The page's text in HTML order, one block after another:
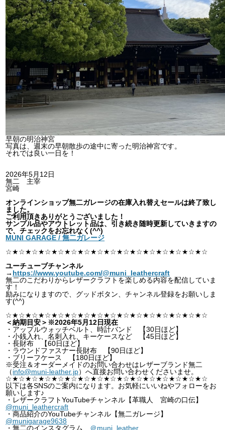
早朝の明治神宮
写真は、週末の早朝散歩の途中に寄った明治神宮です。
それでは良い一日を！
2026年5月12日
無二 主宰
宮崎
オンラインショップ無二ガレージの在庫入れ替えセールは終了致し
ました。
ご利用頂きありがとうございました！
サンプル品やアウトレット品は、引き続き随時更新していきますの
で、チェックをお忘れなく(^^)
MUNI GARAGE / 無二ガレージ
☆★☆★☆★☆★☆★☆★☆★☆★☆★☆★☆★☆★☆★☆★☆★☆
ユーチューブチャンネル
→ https://www.youtube.com/@muni_leathercraft
無二のこだわりからレザークラフトを楽しめる内容を配信していま
す！
励みになりますので、グッドボタン、チャンネル登録をお願いしま
す(^^)
☆★☆★☆★☆★☆★☆★☆★☆★☆★☆★☆★☆★☆★☆★☆★☆
＜納期目安＞※2026年5月12日現在
・アップルウォッチベルト、時計バンド 【30日ほど】
・小銭入れ、名刺入れ、キーケースなど 【45日ほど】
・長財布 【60日ほど】
・ラウンドファスナー長財布 【90日ほど】
・ブリーフケース 【180日ほど】
※受注＆オーダーメイドのお問い合わせはレザーブランド無二
（info@muni-leather.jp）へ直接お問い合わせくださいませ。
☆★☆★☆★☆★☆★☆★☆★☆★☆★☆★☆★☆★☆★☆★☆★☆
以下は各SNSのご案内になります。お気軽にいいねやフォローをお
願いします♪
・レザークラフトYouTubeチャンネル【革職人 宮崎の口伝】
@muni_leathercraft
・商品紹介のYouTubeチャンネル【無二ガレージ】
@munigarage9638
・無二のインスタグラム ＠muni_leather